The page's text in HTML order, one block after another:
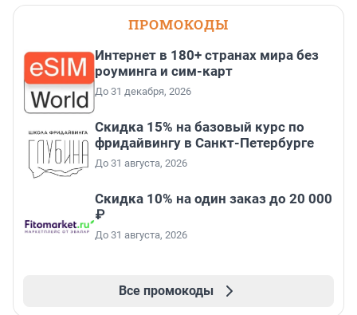
ПРОМОКОДЫ
Интернет в 180+ странах мира без
роуминга и сим-карт
До 31 декабря, 2026
Скидка 15% на базовый курс по
фридайвингу в Санкт-Петербурге
До 31 августа, 2026
Скидка 10% на один заказ до 20 000
₽
До 31 августа, 2026
Все промокоды